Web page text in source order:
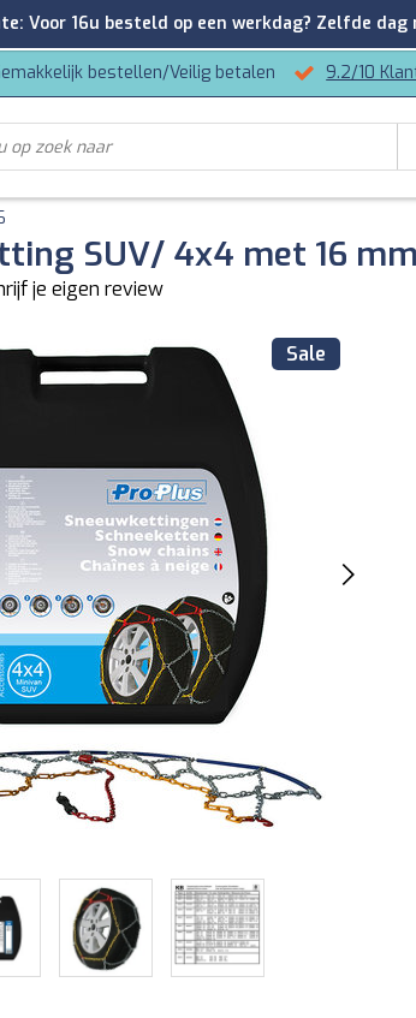
bestellen/Veilig betalen 9.2/10
SUV/ 4x4 met 16
je eigen review
Sale
Voor 16u besteld op een werkdag? Zelfde dag